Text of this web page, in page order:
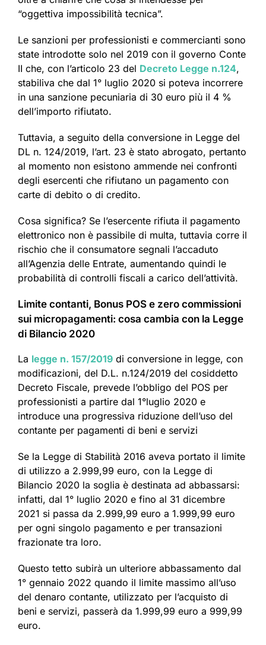
“oggettiva impossibilità tecnica”.
Le sanzioni per professionisti e commercianti sono
state introdotte solo nel 2019 con il governo Conte
II che, con l’articolo 23 del Decreto Legge n.124,
stabiliva che dal 1° luglio 2020 si poteva incorrere
in una sanzione pecuniaria di 30 euro più il 4 %
dell’importo rifiutato.
Tuttavia, a seguito della conversione in Legge del
DL n. 124/2019, l’art. 23 è stato abrogato, pertanto
al momento non esistono ammende nei confronti
degli esercenti che rifiutano un pagamento con
carte di debito o di credito.
Cosa significa? Se l’esercente rifiuta il pagamento
elettronico non è passibile di multa, tuttavia corre il
rischio che il consumatore segnali l’accaduto
all’Agenzia delle Entrate, aumentando quindi le
probabilità di controlli fiscali a carico dell’attività.
Limite contanti, Bonus POS e zero commissioni
sui micropagamenti: cosa cambia con la Legge
di Bilancio 2020
La legge n. 157/2019 di conversione in legge, con
modificazioni, del D.L. n.124/2019 del cosiddetto
Decreto Fiscale, prevede l’obbligo del POS per
professionisti a partire dal 1°luglio 2020 e
introduce una progressiva riduzione dell’uso del
contante per pagamenti di beni e servizi
Se la Legge di Stabilità 2016 aveva portato il limite
di utilizzo a 2.999,99 euro, con la Legge di
Bilancio 2020 la soglia è destinata ad abbassarsi:
infatti, dal 1° luglio 2020 e fino al 31 dicembre
2021 si passa da 2.999,99 euro a 1.999,99 euro
per ogni singolo pagamento e per transazioni
frazionate tra loro.
Questo tetto subirà un ulteriore abbassamento dal
1° gennaio 2022 quando il limite massimo all’uso
del denaro contante, utilizzato per l’acquisto di
beni e servizi, passerà da 1.999,99 euro a 999,99
euro.